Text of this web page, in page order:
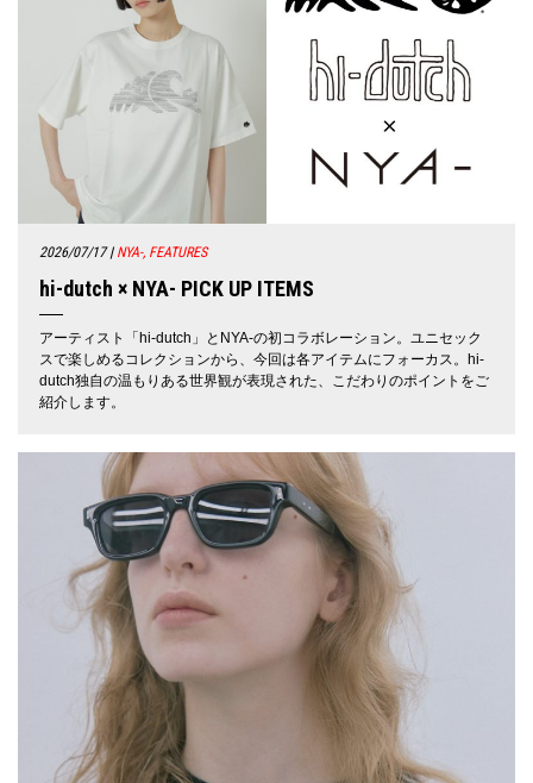
2026/07/17| NYA-, FEATURES
hi-dutch × NYA- PICK UP ITEMS
アーティスト「hi-dutch」とNYA-の初コラボレーション。ユニセック
スで楽しめるコレクションから、今回は各アイテムにフォーカス。hi-
dutch独自の温もりある世界観が表現された、こだわりのポイントをご
紹介します。